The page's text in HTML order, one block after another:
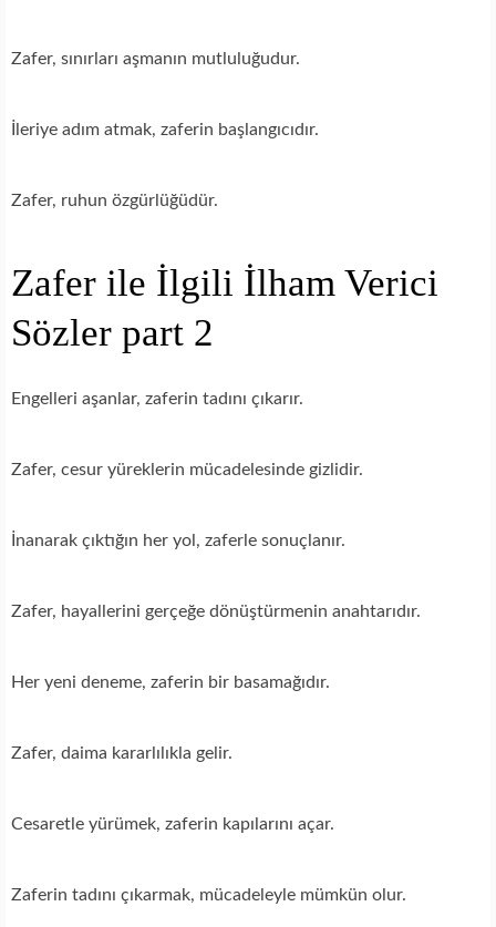
Zafer, sınırları aşmanın mutluluğudur.
İleriye adım atmak, zaferin başlangıcıdır.
Zafer, ruhun özgürlüğüdür.
Zafer ile İlgili İlham Verici
Sözler part 2
Engelleri aşanlar, zaferin tadını çıkarır.
Zafer, cesur yüreklerin mücadelesinde gizlidir.
İnanarak çıktığın her yol, zaferle sonuçlanır.
Zafer, hayallerini gerçeğe dönüştürmenin anahtarıdır.
Her yeni deneme, zaferin bir basamağıdır.
Zafer, daima kararlılıkla gelir.
Cesaretle yürümek, zaferin kapılarını açar.
Zaferin tadını çıkarmak, mücadeleyle mümkün olur.